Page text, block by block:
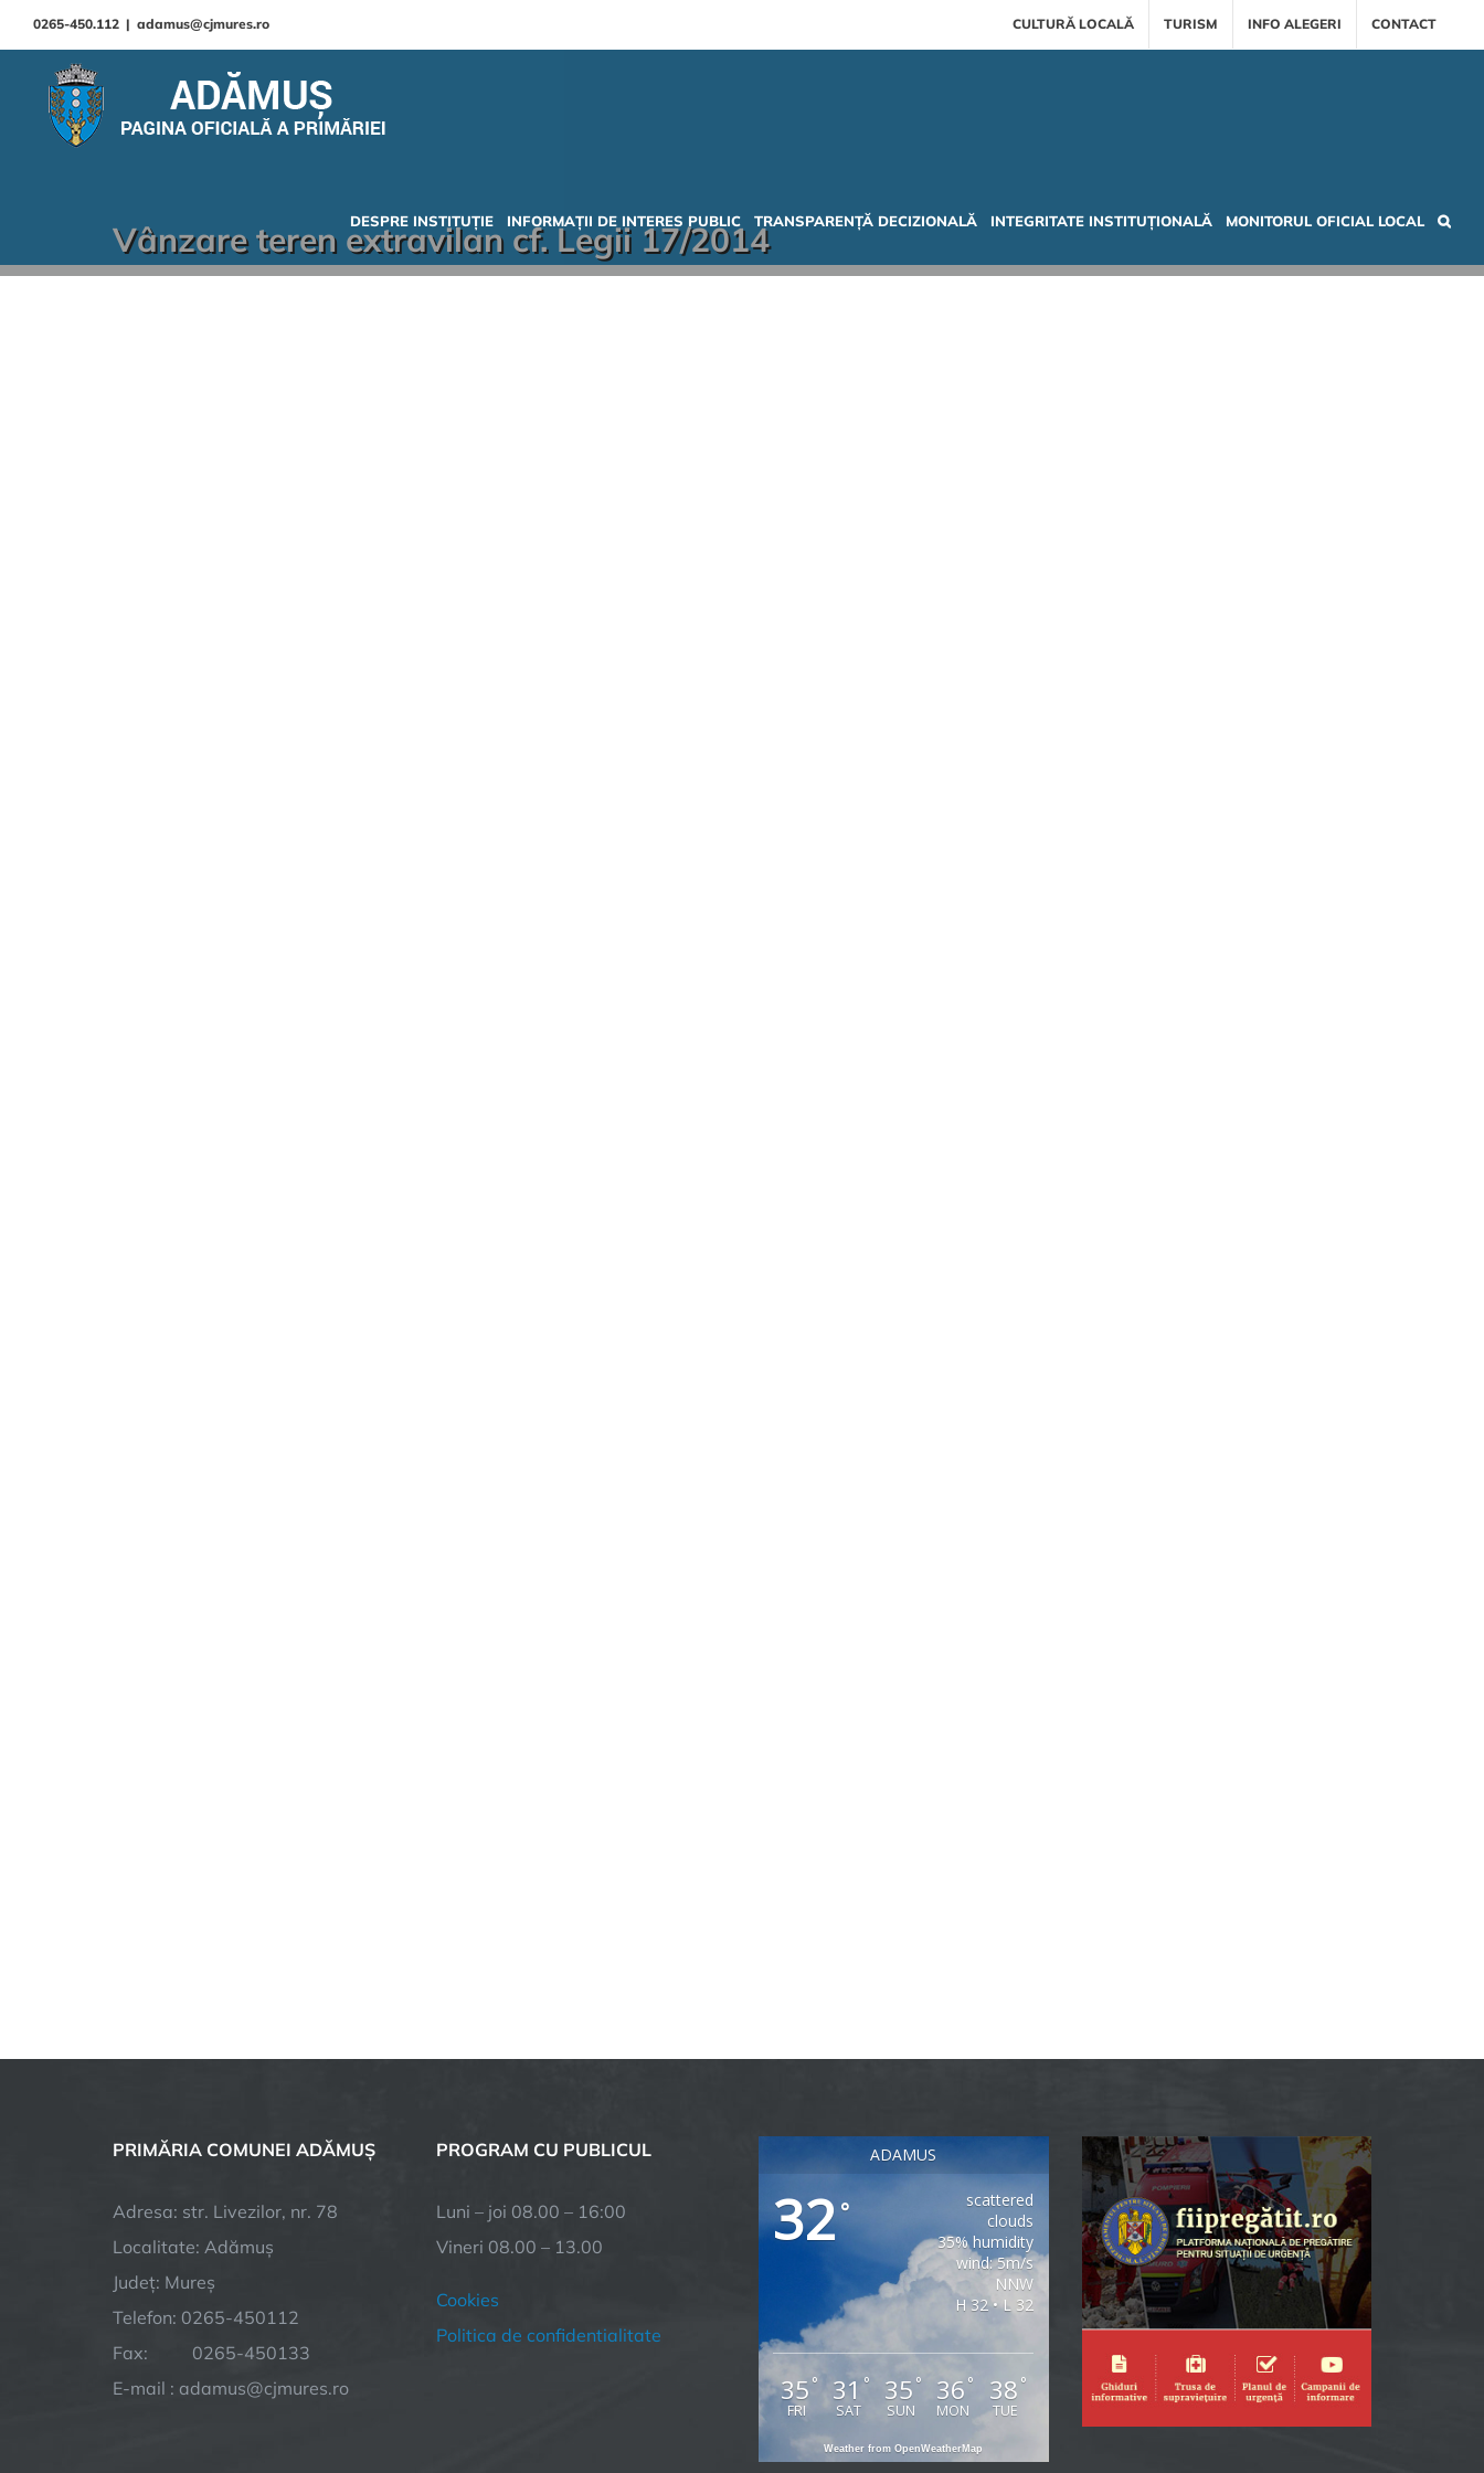
0265-450.112 | adamus@cjmures.ro CULTURĂ LOCALĂ TURISM INFO ALEGERI CONTACT
DESPRE INSTITUȚIE INFORMAȚII DE INTERES PUBLIC TRANSPARENȚĂ DECIZIONALĂ INTEGRITATE INSTITUȚIONALĂ MONITORUL OFICIAL LOCAL
Vânzare teren extravilan cf. Legii 17/2014
PRIMĂRIA COMUNEI ADĂMUȘ
Adresa: str. Livezilor, nr. 78
Localitate: Adămuș
Județ: Mureș
Telefon: 0265-450112
Fax: 0265-450133
E-mail : adamus@cjmures.ro
PROGRAM CU PUBLICUL
Luni – joi 08.00 – 16:00
Vineri 08.00 – 13.00
Cookies
Politica de confidentialitate
ADAMUS
32°
scattered
clouds
35% humidity
wind: 5m/s
NNW
H 32 • L 32
35 °
FRI
31 °
SAT
35 °
SUN
36 °
MON
38 °
TUE
Weather from OpenWeatherMap